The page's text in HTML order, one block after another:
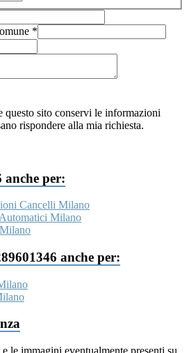
*
questo sito conservi le informazioni
rispondere alla mia richiesta.
anche per:
Cancelli Milano
Milano
anche per: